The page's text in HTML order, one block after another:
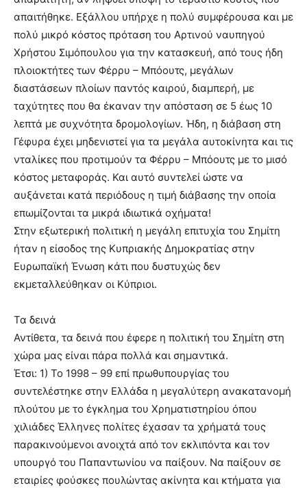
απαιτήθηκε. Εξάλλου υπήρχε η πολύ συμφέρουσα και με
πολύ μικρό κόστος πρόταση του Αρτινού ναυπηγού
Χρήστου Σιμόπουλου για την κατασκευή, από τους ήδη
πλοιοκτήτες των Φέρρυ – Μπόουτς, μεγάλων
διαστάσεων πλοίων παντός καιρού, διαμπερή, με
ταχύτητες που θα έκαναν την απόσταση σε 5 έως 10
λεπτά με συχνότητα δρομολογίων. Ήδη, η διάβαση στη
Γέφυρα έχει μηδενιστεί για τα μεγάλα αυτοκίνητα και τις
νταλίκες που προτιμούν τα Φέρρυ – Μπόουτς με το μισό
κόστος μεταφοράς. Και αυτό συντελεί ώστε να
αυξάνεται κατά περιόδους η τιμή διάβασης την οποία
επωμίζονται τα μικρά ιδιωτικά οχήματα!
Στην εξωτερική πολιτική η μεγάλη επιτυχία του Σημίτη
ήταν η είσοδος της Κυπριακής Δημοκρατίας στην
Ευρωπαϊκή Ένωση κάτι που δυστυχώς δεν
εκμεταλλεύθηκαν οι Κύπριοι.
Τα δεινά
Αντίθετα, τα δεινά που έφερε η πολιτική του Σημίτη στη
χώρα μας είναι πάρα πολλά και σημαντικά.
Έτσι: 1) Το 1998 – 99 επί πρωθυπουργίας του
συντελέστηκε στην Ελλάδα η μεγαλύτερη ανακατανομή
πλούτου με το έγκλημα του Χρηματιστηρίου όπου
χιλιάδες Έλληνες πολίτες έχασαν τα χρήματά τους
παρακινούμενοι ανοιχτά από τον εκλιπόντα και τον
υπουργό του Παπαντωνίου να παίξουν. Να παίξουν σε
εταιρίες φούσκες πουλώντας ακίνητα και κτήματα για